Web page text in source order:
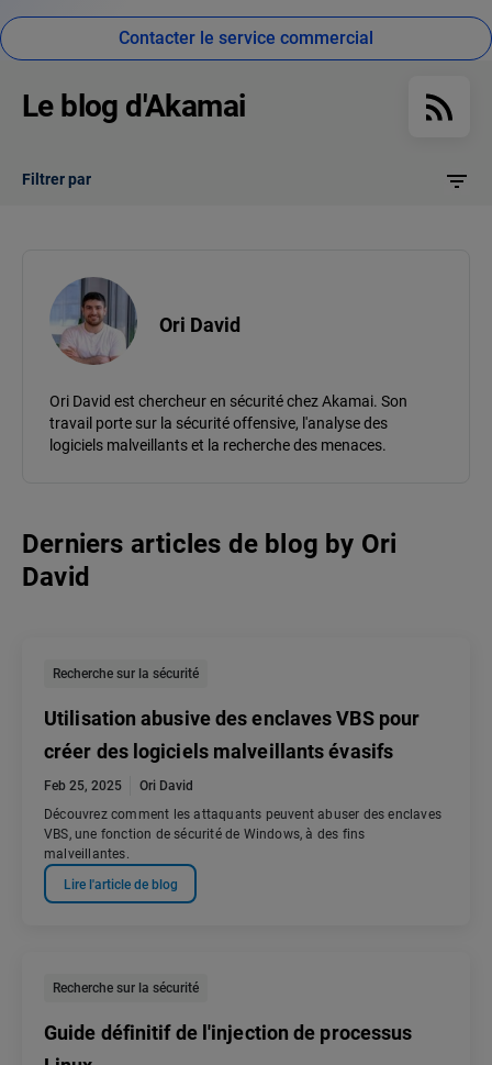
Contacter le service commercial
Le blog d'Akamai
Filtrer par
Ori David
Ori David est chercheur en sécurité chez Akamai. Son
travail porte sur la sécurité offensive, l'analyse des
logiciels malveillants et la recherche des menaces.
Derniers articles de blog by Ori
David
Recherche sur la sécurité
Utilisation abusive des enclaves VBS pour
créer des logiciels malveillants évasifs
Feb 25, 2025
Ori David
Découvrez comment les attaquants peuvent abuser des enclaves
VBS, une fonction de sécurité de Windows, à des fins
malveillantes.
Lire l'article de blog
Recherche sur la sécurité
Guide définitif de l'injection de processus